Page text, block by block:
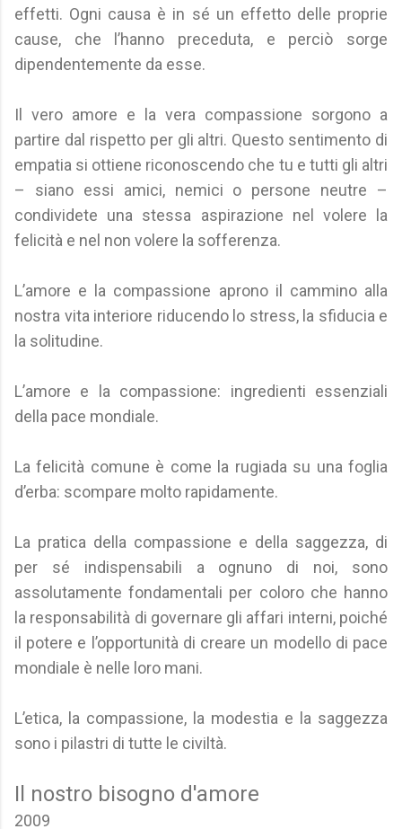
effetti. Ogni causa è in sé un effetto delle proprie
cause, che l’hanno preceduta, e perciò sorge
dipendentemente da esse.
Il vero amore e la vera compassione sorgono a
partire dal rispetto per gli altri. Questo sentimento di
empatia si ottiene riconoscendo che tu e tutti gli altri
– siano essi amici, nemici o persone neutre –
condividete una stessa aspirazione nel volere la
felicità e nel non volere la sofferenza.
L’amore e la compassione aprono il cammino alla
nostra vita interiore riducendo lo stress, la sfiducia e
la solitudine.
L’amore e la compassione: ingredienti essenziali
della pace mondiale.
La felicità comune è come la rugiada su una foglia
d’erba: scompare molto rapidamente.
La pratica della compassione e della saggezza, di
per sé indispensabili a ognuno di noi, sono
assolutamente fondamentali per coloro che hanno
la responsabilità di governare gli affari interni, poiché
il potere e l’opportunità di creare un modello di pace
mondiale è nelle loro mani.
L’etica, la compassione, la modestia e la saggezza
sono i pilastri di tutte le civiltà.
Il nostro bisogno d'amore
2009